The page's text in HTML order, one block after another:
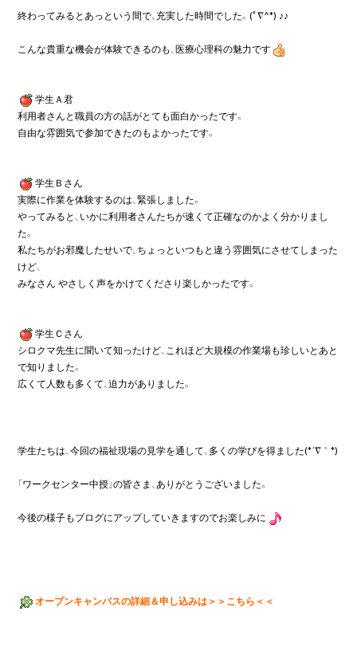
終わってみるとあっという間で、充実した時間でした。(ﾟ∇^*) ♪♪
こんな貴重な機会が体験できるのも、医療心理科の魅力です
学生Ａ君
利用者さんと職員の方の話がとても面白かったです。
自由な雰囲気で参加できたのもよかったです。
学生Ｂさん
実際に作業を体験するのは、緊張しました。
やってみると、いかに利用者さんたちが速くて正確なのかよく分かりまし
た。
私たちがお邪魔したせいで、ちょっといつもと違う雰囲気にさせてしまった
けど、
みなさん やさしく声をかけてくださり楽しかったです。
学生Ｃさん
シロクマ先生に聞いて知ったけど、これほど大規模の作業場も珍しいとあと
で知りました。
広くて人数も多くて、迫力がありました。
学生たちは、今回の福祉現場の見学を通して、多くの学びを得ました(*´∇｀*)
「ワークセンター中授」の皆さま、ありがとうございました。
今後の様子もブログにアップしていきますのでお楽しみに
オープンキャンパスの詳細＆申し込みは＞＞こちら＜＜